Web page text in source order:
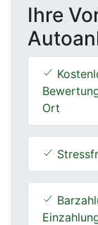
Ihre
Ort